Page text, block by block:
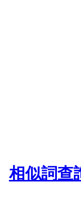
相似詞查